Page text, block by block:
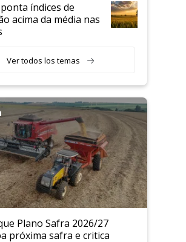
índices de
acima da média nas
Ver todos los temas
Plano Safra 2026/27
próxima safra e critica